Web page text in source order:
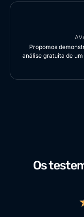
Propomos
análise gratuita de
Os